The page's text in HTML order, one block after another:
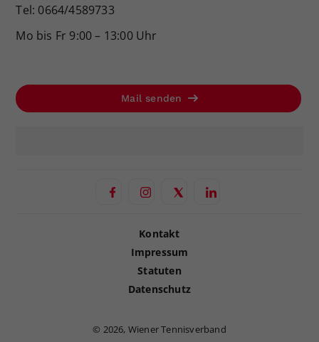
Tel: 0664/4589733
Mo bis Fr 9:00 – 13:00 Uhr
Mail senden
Kontakt
Impressum
Statuten
Datenschutz
© 2026, Wiener Tennisverband